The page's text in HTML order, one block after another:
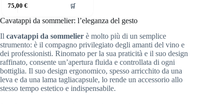
75,00 € 🛒
Cavatappi da sommelier: l’eleganza del gesto
Il cavatappi da sommelier è molto più di un semplice
strumento: è il compagno privilegiato degli amanti del vino e
dei professionisti. Rinomato per la sua praticità e il suo design
raffinato, consente un’apertura fluida e controllata di ogni
bottiglia. Il suo design ergonomico, spesso arricchito da una
leva e da una lama tagliacapsule, lo rende un accessorio allo
stesso tempo estetico e indispensabile.